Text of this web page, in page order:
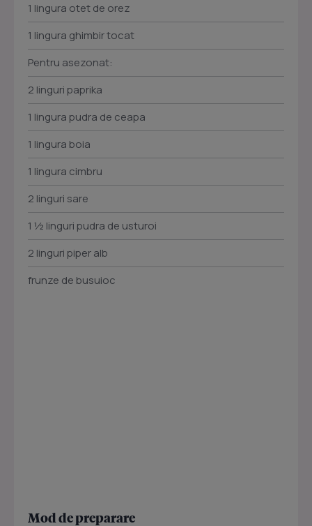
1 lingura otet de orez
1 lingura ghimbir tocat
Pentru asezonat:
2 linguri paprika
1 lingura pudra de ceapa
1 lingura boia
1 lingura cimbru
2 linguri sare
1 ½ linguri pudra de usturoi
2 linguri piper alb
frunze de busuioc
Mod de preparare